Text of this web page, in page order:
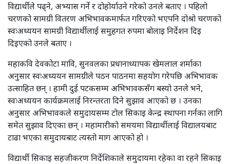
विद्यार्थीले पढ्ने, अभ्यास गर्ने र दोहोर्याउने गरेको उनले बताए । पहिलो
चरणको सामग्री वितरण अभिभावकमार्फत गरिएको भएपनि दोश्रो चरणको
स्वःअध्ययन सामग्री विद्यार्थीलाई समुहगत रुपमा बोलाइ निर्देशन दिइ
दिइएको उनले बताए ।
महाकवि देवकोटा मावि, सुनवलका प्रधानाध्यापक खेमलाल शर्माका
अनुसार स्वःअध्ययन सामग्रीले पठन पाठनमा सहयोग गरेपछि अभिभावक
उत्साहित छन् । हामी दुई पटकसम्म अभिभावकसँग बस्यो उनले भने,
स्वःअध्ययन कार्यक्रमलाई निरन्तरता दिने सुझाव आएको छ । उनका
अनुसार अभिभावकले समुदायसम्म टोल सिकाइ केन्द्र स्थापना गर्नका लागि
समेत सुझाव दिएका छन् । महामारीको समयमा विद्यार्थीलाई विद्यालयबाट
टाढा भएका समुदायबाट त्यस्तो माग आएको हो ।
विद्यार्थी सिकाइ सहजीकरण निर्देशिकाले समुदायमा रहेका वा रहने सिकाइ